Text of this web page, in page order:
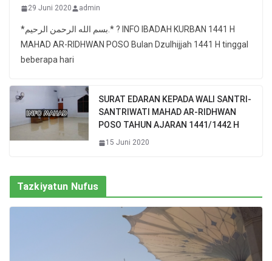
29 Juni 2020 admin
*بسم الله الرحمن الرحيم.* ? INFO IBADAH KURBAN 1441 H
MAHAD AR-RIDHWAN POSO Bulan Dzulhijjah 1441 H tinggal
beberapa hari
SURAT EDARAN KEPADA WALI SANTRI-
SANTRIWATI MAHAD AR-RIDHWAN
POSO TAHUN AJARAN 1441/1442 H
15 Juni 2020
Tazkiyatun Nufus